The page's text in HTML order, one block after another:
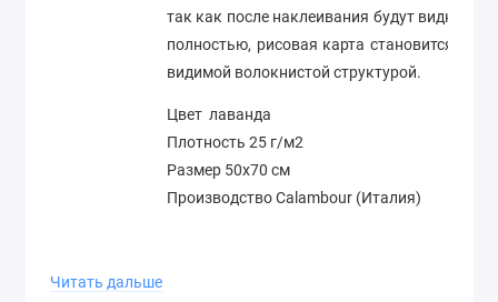
так как после наклеивания будут видны
полностью, рисовая карта становится
видимой волокнистой структурой.
Цвет лаванда
Плотность 25 г/м2
Размер 50х70 см
Производство Calambour (Италия)
Читать дальше